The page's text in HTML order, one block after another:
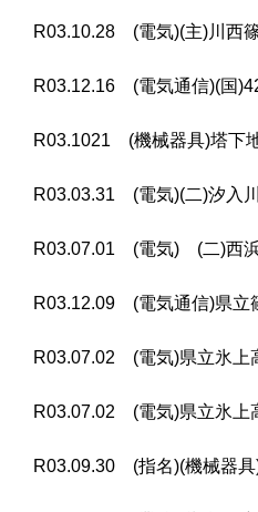
R03.10.28 (電気)(主)川西
R03.12.16 (電気通信)(国
R03.1021 (機械器具)塔下
R03.03.31 (電気)(二)汐入
R03.07.01 (電気) (二)西
R03.12.09 (電気通信)県立
R03.07.02 (電気)県立氷上
R03.07.02 (電気)県立氷上
R03.09.30 (指名)(機械器